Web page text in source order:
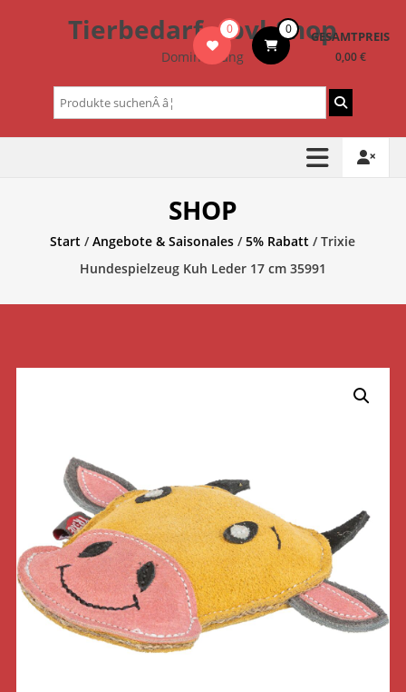
Tierbedarf – bvl-Shop
Dominik Lang
0 0 GESAMTPREIS
0,00 €
Suchen
nach:
SHOP
Start /Angebote & Saisonales /5% Rabatt / Trixie
Hundespielzeug Kuh Leder 17 cm 35991